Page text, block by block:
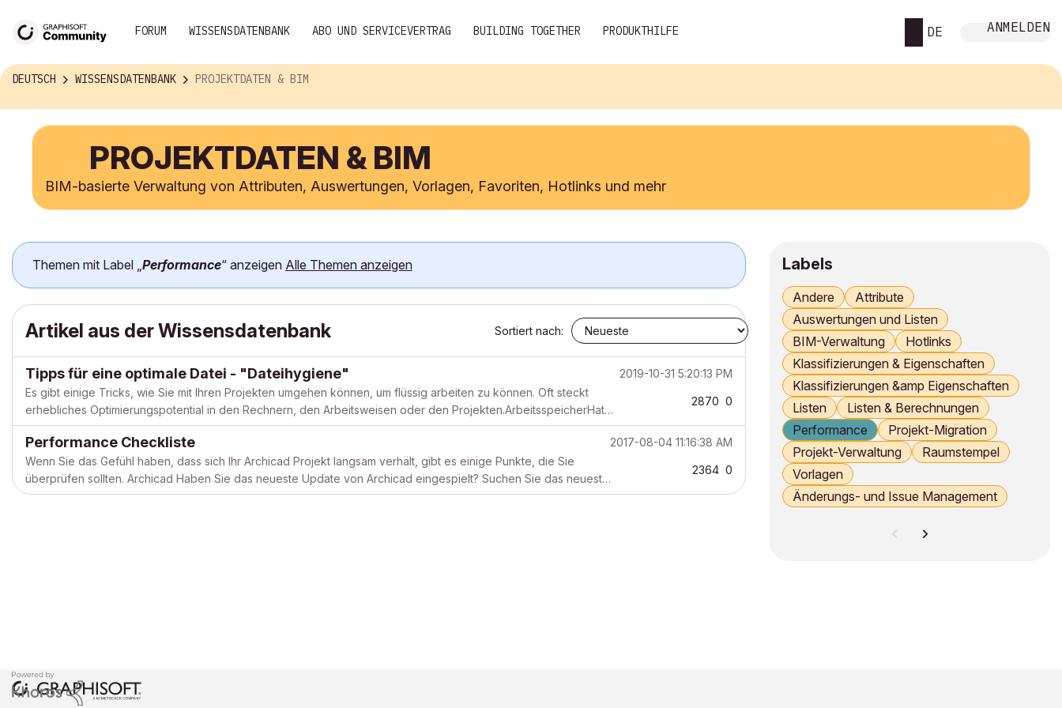
FORUM WISSENSDATENBANK ABO UND SERVICEVERTRAG BUILDING TOGETHER PRODUKTHILFE DE ANMELDEN
DEUTSCH WISSENSDATENBANK PROJEKTDATEN & BIM
PROJEKTDATEN & BIM
BIM-basierte Verwaltung von Attributen, Auswertungen, Vorlagen, Favoriten, Hotlinks und mehr
Themen mit Label „Performance“ anzeigen Alle Themen anzeigen
Artikel aus der Wissensdatenbank Sortiert nach:
Tipps für eine optimale Datei - "Dateihygiene"
2019-10-31 5:20:13 PM
Es gibt einige Tricks, wie Sie mit Ihren Projekten umgehen können, um flüssig arbeiten zu können. Oft steckt
erhebliches Optimierungspotential in den Rechnern, den Arbeitsweisen oder den Projekten.ArbeitsspeicherHat
Ihr Computer genügend Arbeitsspeicher? Ein Projekt benötigt...
2870 0
Performance Checkliste
2017-08-04 11:16:38 AM
Wenn Sie das Gefühl haben, dass sich Ihr Archicad Projekt langsam verhält, gibt es einige Punkte, die Sie
überprüfen sollten. Archicad Haben Sie das neueste Update von Archicad eingespielt? Suchen Sie das neueste
Update im Archicad Hilfe-Menü. Wie groß ist die eingebettete B...
2364 0
Labels
Andere
Attribute
Auswertungen und Listen
BIM-Verwaltung
Hotlinks
Klassifizierungen & Eigenschaften
Klassifizierungen &amp Eigenschaften
Listen
Listen & Berechnungen
Performance
Projekt-Migration
Projekt-Verwaltung
Raumstempel
Vorlagen
Änderungs- und Issue Management